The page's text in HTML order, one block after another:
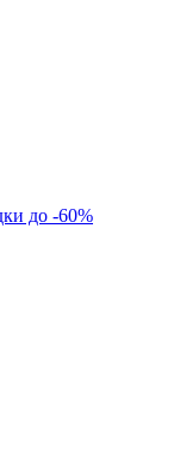
до -60%